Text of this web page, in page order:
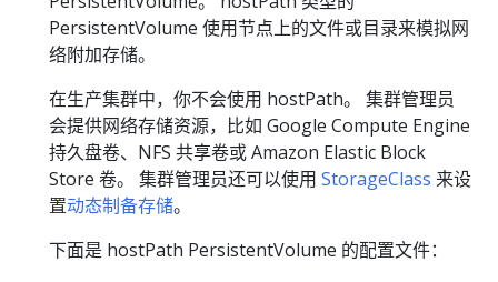
PersistentVolume 使用节点上的文件或目录来模拟网
络附加存储。
在生产集群中，你不会使用 hostPath。 集群管理员
会提供网络存储资源，比如 Google Compute Engine
持久盘卷、NFS 共享卷或 Amazon Elastic Block
Store 卷。 集群管理员还可以使用 StorageClass 来设
置动态制备存储。
下面是 hostPath PersistentVolume 的配置文件：